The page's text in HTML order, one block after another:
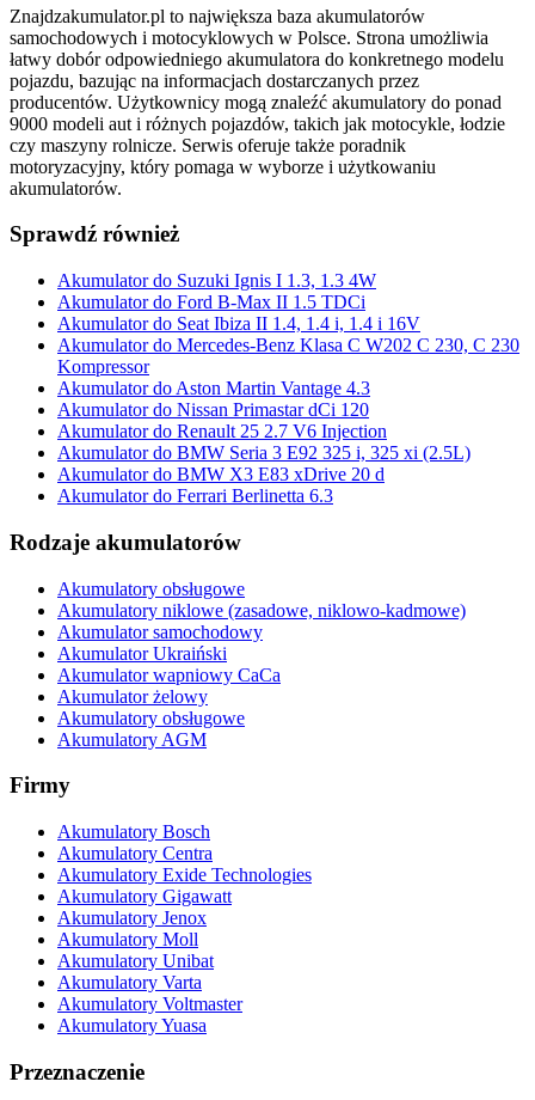
Znajdzakumulator.pl to największa baza akumulatorów
samochodowych i motocyklowych w Polsce. Strona umożliwia
łatwy dobór odpowiedniego akumulatora do konkretnego modelu
pojazdu, bazując na informacjach dostarczanych przez
producentów. Użytkownicy mogą znaleźć akumulatory do ponad
9000 modeli aut i różnych pojazdów, takich jak motocykle, łodzie
czy maszyny rolnicze. Serwis oferuje także poradnik
motoryzacyjny, który pomaga w wyborze i użytkowaniu
akumulatorów.
Sprawdź również
Akumulator do Suzuki Ignis I 1.3, 1.3 4W
Akumulator do Ford B-Max II 1.5 TDCi
Akumulator do Seat Ibiza II 1.4, 1.4 i, 1.4 i 16V
Akumulator do Mercedes-Benz Klasa C W202 C 230, C 230
Kompressor
Akumulator do Aston Martin Vantage 4.3
Akumulator do Nissan Primastar dCi 120
Akumulator do Renault 25 2.7 V6 Injection
Akumulator do BMW Seria 3 E92 325 i, 325 xi (2.5L)
Akumulator do BMW X3 E83 xDrive 20 d
Akumulator do Ferrari Berlinetta 6.3
Rodzaje akumulatorów
Akumulatory obsługowe
Akumulatory niklowe (zasadowe, niklowo-kadmowe)
Akumulator samochodowy
Akumulator Ukraiński
Akumulator wapniowy CaCa
Akumulator żelowy
Akumulatory obsługowe
Akumulatory AGM
Firmy
Akumulatory Bosch
Akumulatory Centra
Akumulatory Exide Technologies
Akumulatory Gigawatt
Akumulatory Jenox
Akumulatory Moll
Akumulatory Unibat
Akumulatory Varta
Akumulatory Voltmaster
Akumulatory Yuasa
Przeznaczenie